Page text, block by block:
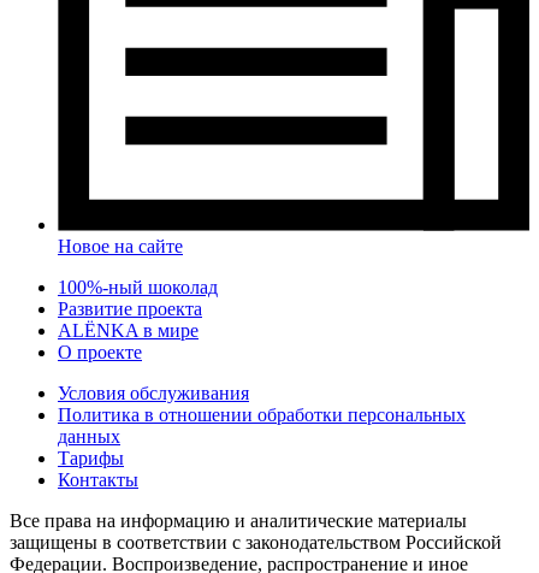
Новое на сайте
100%-ный шоколад
Развитие проекта
ALЁNKA в мире
О проекте
Условия обслуживания
Политика в отношении обработки персональных
данных
Тарифы
Контакты
Все права на информацию и аналитические материалы
защищены в соответствии с законодательством Российской
Федерации. Воспроизведение, распространение и иное